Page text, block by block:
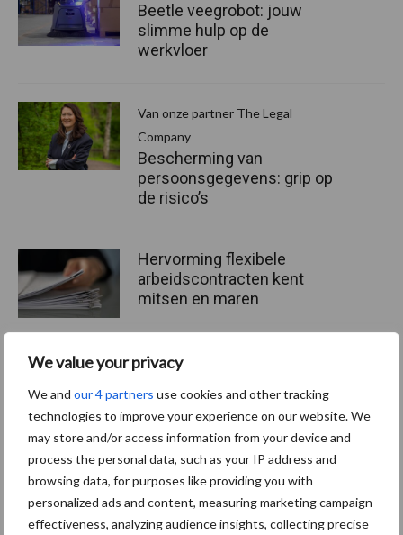
We value your privacy
We and our 4 partners use cookies and other tracking
technologies to improve your experience on our website. We
may store and/or access information from your device and
process the personal data, such as your IP address and
browsing data, for purposes like providing you with
personalized ads and content, measuring marketing campaign
effectiveness, analyzing audience insights, collecting precise
Beetle veegrobot: jouw
slimme hulp op de
werkvloer
Van onze partner The Legal
Company
Bescherming van
persoonsgegevens: grip op
de risico’s
Hervorming flexibele
arbeidscontracten kent
mitsen en maren
Thema's Vakpartners
Coronavirus UVC